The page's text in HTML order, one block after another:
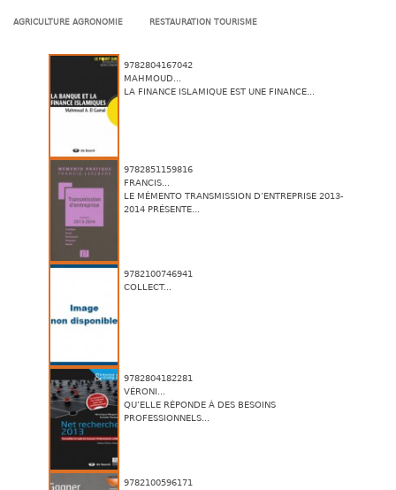
AGRICULTURE AGRONOMIE RESTAURATION TOURISME
9782804167042
MAHMOUD...
LA FINANCE ISLAMIQUE EST UNE FINANCE...
9782851159816
FRANCIS...
LE MÉMENTO TRANSMISSION D’ENTREPRISE 2013-
2014 PRÉSENTE...
9782100746941
COLLECT...
9782804182281
VÉRONI...
QU’ELLE RÉPONDE À DES BESOINS
PROFESSIONNELS...
9782100596171